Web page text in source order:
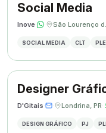
Social Media
Inove· ·
SOCIAL MEDIA CLT
Designer
D'Gitais· · Londrina, PR·
DESIGN GRÁFICO PJ